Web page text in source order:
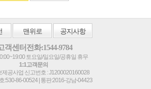
맨위로 공지사항
객센터전화:1544-9784
토요일/일요일/공휴일 휴무
1:1고객문의
제공사업 신고번호 : J1200020160028
:530-86-00524 | 통판:2016-강남-04423